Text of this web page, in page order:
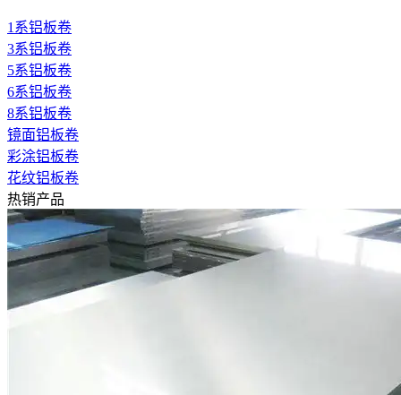
1系铝板卷
3系铝板卷
5系铝板卷
6系铝板卷
8系铝板卷
镜面铝板卷
彩涂铝板卷
花纹铝板卷
热销产品